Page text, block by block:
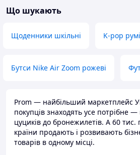
портативних
Що шукають
Щоденники шкільні K-pop
Бутси Nike Air Zoom рожеві
Prom — найбільший маркетплейс
покупців знаходять усе потрібне —
цуциків до бронежилетів. А 60 тис.
країни продають і розвивають
товарів в одному місці.